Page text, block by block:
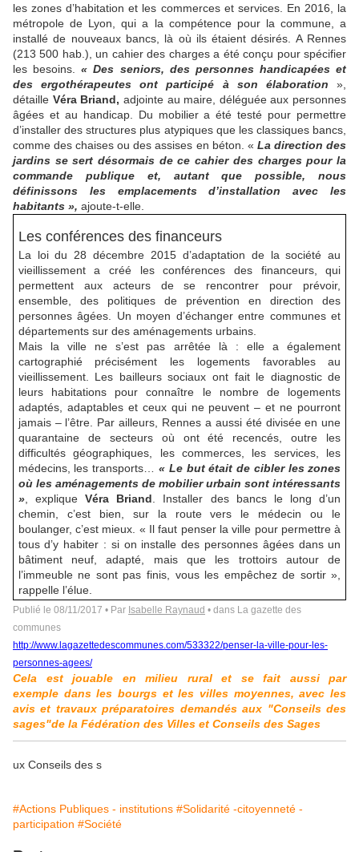
les zones d’habitation et les commerces et services. En 2016, la
métropole de Lyon, qui a la compétence pour la commune, a
installé de nouveaux bancs, là où ils étaient désirés. A Rennes
(213 500 hab.), un cahier des charges a été conçu pour spécifier
les besoins.« Des seniors, des personnes handicapées et
des ergothérapeutes ont participé à son élaboration »,
détaille Véra Briand, adjointe au maire, déléguée aux personnes
âgées et au handicap. Du mobilier a été testé pour permettre
d’installer des structures plus atypiques que les classiques bancs,
comme des chaises ou des assises en béton. « La direction des
jardins se sert désormais de ce cahier des charges pour la
commande publique et, autant que possible, nous
définissons les emplacements d’installation avec les
habitants », ajoute-t-elle.
Les conférences des financeurs
La loi du 28 décembre 2015 d’adaptation de la société au
vieillissement a créé les conférences des financeurs, qui
permettent aux acteurs de se rencontrer pour prévoir,
ensemble, des politiques de prévention en direction des
personnes âgées. Un moyen d’échanger entre communes et
départements sur des aménagements urbains.
Mais la ville ne s’est pas arrêtée là : elle a également
cartographié précisément les logements favorables au
vieillissement. Les bailleurs sociaux ont fait le diagnostic de
leurs habitations pour connaître le nombre de logements
adaptés, adaptables et ceux qui ne peuvent – et ne pourront
jamais – l’être. Par ailleurs, Rennes a aussi été divisée en une
quarantaine de secteurs où ont été recencés, outre les
difficultés géographiques, les commerces, les services, les
médecins, les transports… « Le but était de cibler les zones
où les aménagements de mobilier urbain sont intéressants
», expliqueVéra Briand . Installer des bancs le long d’un
chemin, c’est bien, sur la route vers le médecin ou le
boulanger, c’est mieux. « Il faut penser la ville pour permettre à
tous d’y habiter : si on installe des personnes âgées dans un
bâtiment neuf, adapté, mais que les trottoirs autour de
l’immeuble ne sont pas finis, vous les empêchez de sortir »,
rappelle l’élue.
Publié le 08/11/2017 • Par Isabelle Raynaud • dans La gazette des
communes
http://www.lagazettedescommunes.com/533322/penser-la-ville-pour-les-
personnes-agees/
Cela est jouable en milieu rural et se fait aussi par
exemple dans les bourgs et les villes moyennes, avec les
avis et travaux préparatoires demandés aux "Conseils des
sages"de la Fédération des Villes et Conseils des Sages
ux Conseils des s
#Actions Publiques - institutions #Solidarité -citoyenneté -
participation #Société